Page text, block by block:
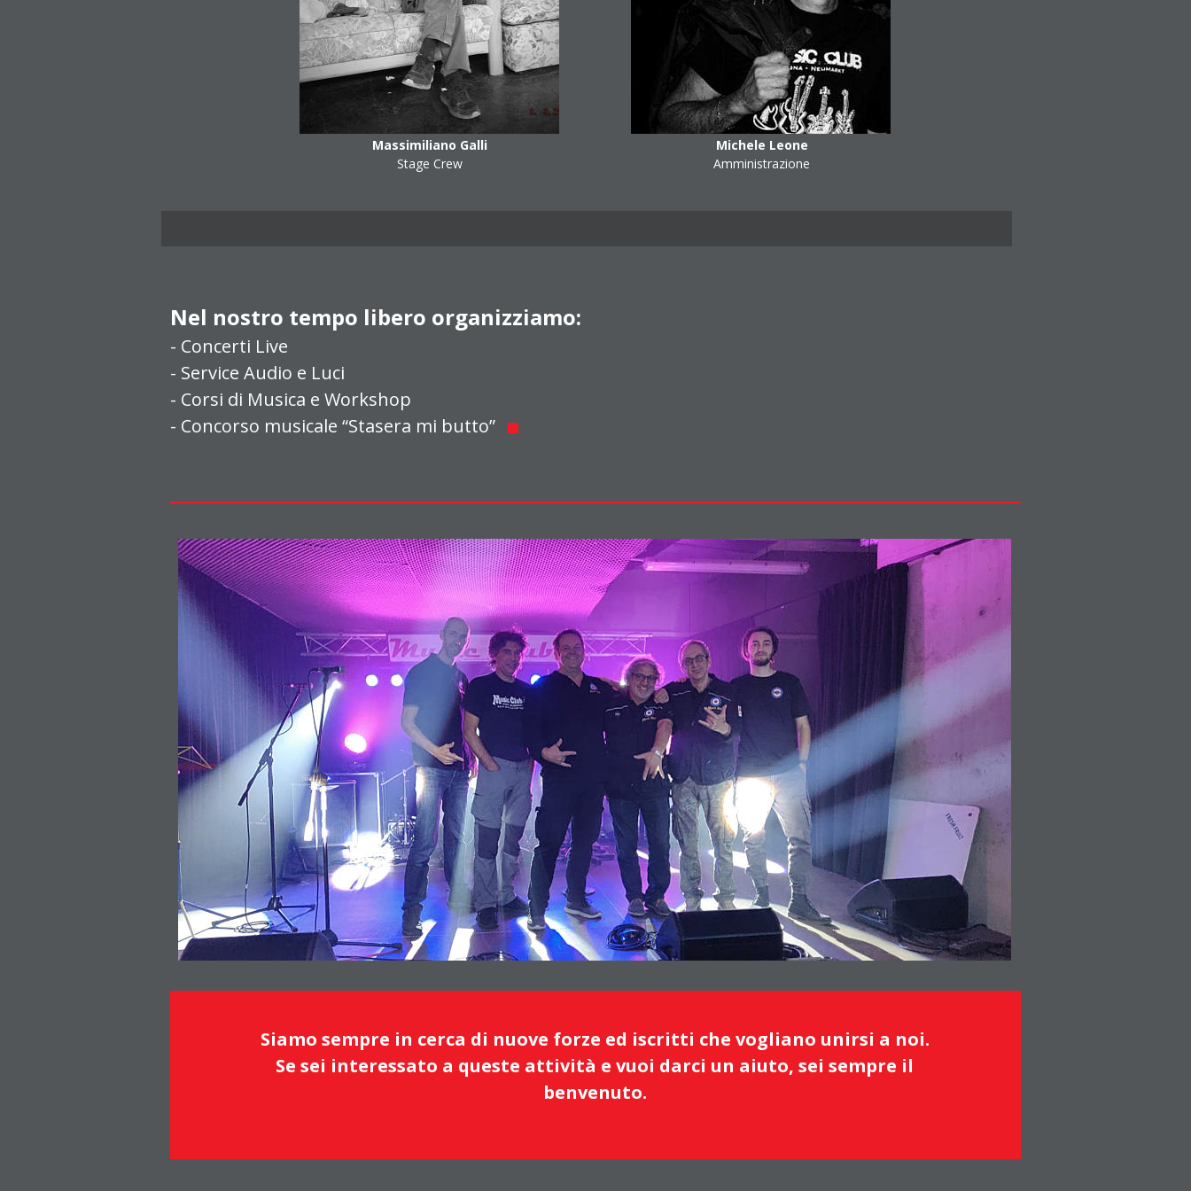
Nel nostro tempo libero organizziamo:
- Concerti Live
- Service Audio e Luci
- Corsi di Musica e Workshop
- Concorso musicale “Stasera mi butto”
Massimiliano Galli
Stage Crew
Michele Leone
Amministrazione
Siamo sempre in cerca di nuove forze ed iscritti che vogliano unirsi a noi.
Se sei interessato a queste attività e vuoi darci un aiuto, sei sempre il
benvenuto.